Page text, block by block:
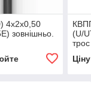
4х2х0,50
зовнішньо.
(U/
трос